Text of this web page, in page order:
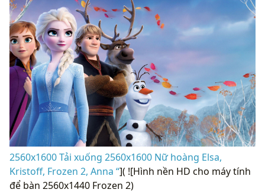
2560x1600 Tải xuống 2560x1600 Nữ hoàng Elsa,
Kristoff, Frozen 2, Anna “]( ![Hình nền HD cho máy tính
để bàn 2560x1440 Frozen 2)